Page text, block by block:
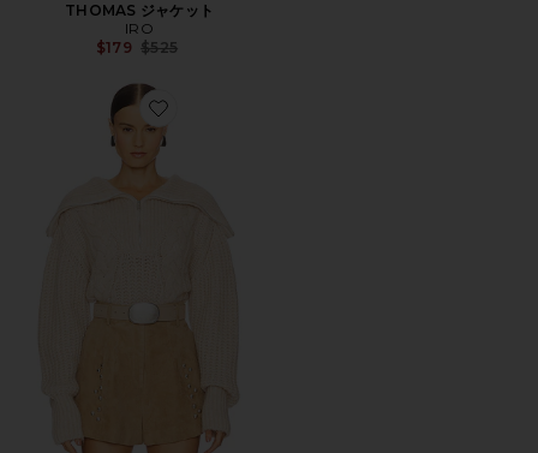
THOMAS ジャケット
IRO
$179 Previous price:
$525
Favorite SWANA セーター